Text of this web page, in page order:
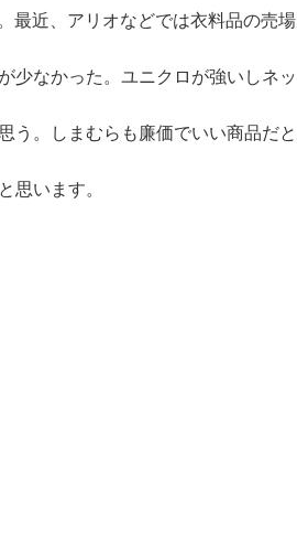
近、アリオなどでは衣料品の売場
少なかった。ユニクロが強いしネ
う。しまむらも廉価でいい商品だと
思います。